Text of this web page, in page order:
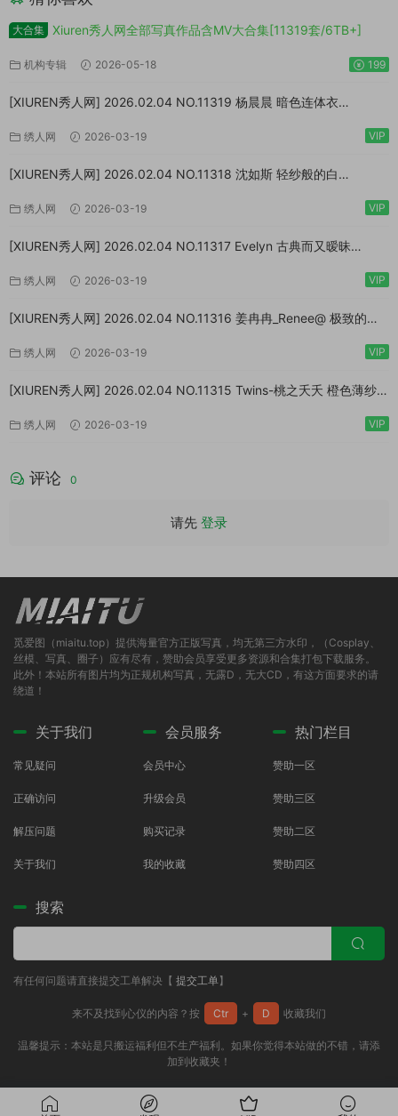
大合集 Xiuren秀人网全部写真作品含MV大合集[11319套/6TB+]
机构专辑 2026-05-18 199
[XIUREN秀人网] 2026.02.04 NO.11319 杨晨晨 暗色连体衣
绣人网 2026-03-19 VIP
[XIUREN秀人网] 2026.02.04 NO.11318 沈如斯 轻纱般的白
绣人网 2026-03-19 VIP
[XIUREN秀人网] 2026.02.04 NO.11317 Evelyn 古典而又暧昧
绣人网 2026-03-19 VIP
[XIUREN秀人网] 2026.02.04 NO.11316 姜冉冉_Renee@ 极致的反
绣人网 2026-03-19 VIP
[XIUREN秀人网] 2026.02.04 NO.11315 Twins-桃之夭夭 橙色薄纱
绣人网 2026-03-19 VIP
评论 0
请先 登录
觅爱图（miaitu.top）提供海量官方正版写真，均无第三方水印，（Cosplay、
丝模、写真、圈子）应有尽有，赞助会员享受更多资源和合集打包下载服务。
此外！本站所有图片均为正规机构写真，无露D，无大CD，有这方面要求的请
绕道！
关于我们
常见疑问
正确访问
解压问题
关于我们
会员服务
会员中心
升级会员
购买记录
我的收藏
热门栏目
赞助一区
赞助三区
赞助二区
赞助四区
搜索
有任何问题请直接提交工单解决【 提交工单】
来不及找到心仪的内容？按 Ctr + D 收藏我们
温馨提示：本站是只搬运福利但不生产福利。如果你觉得本站做的不错，请添
加到收藏夹！